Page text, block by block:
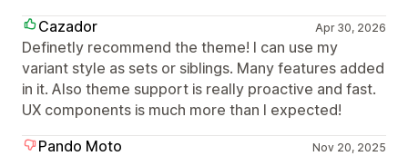
Cazador
Apr 30, 2026
Definetly recommend the theme! I can use my
variant style as sets or siblings. Many features added
in it. Also theme support is really proactive and fast.
UX components is much more than I expected!
Pando Moto
Nov 20, 2025